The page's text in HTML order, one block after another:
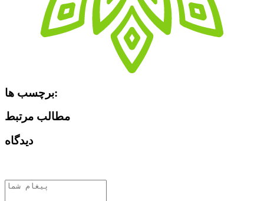
برچسب ها:
مطالب مرتبط
دیدگاه